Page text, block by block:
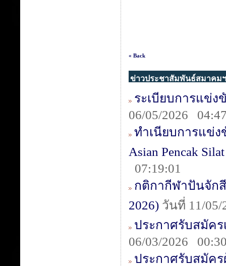
« Back
ข่าวประชาสัมพันธ์สมาคมฯ
ระเบียบการแข่
06/05/2026
ทำเนียบการแข่ง
Asian Pencak
07:19:01
กติกากีฬาปันจักสี
2026) วันที่ 11/
ประกาศรับสมัค
06/03/2026
ประกาศรับสมัค